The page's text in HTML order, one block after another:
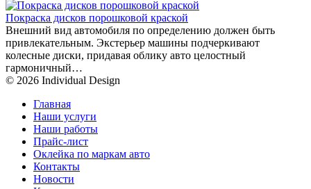
Покраска дисков порошковой краской
Внешний вид автомобиля по определению должен быть
привлекательным. Экстерьер машины подчеркивают
колесные диски, придавая облику авто целостный
гармоничный…
© 2026 Individual Design
Главная
Наши услуги
Наши работы
Прайс-лист
Оклейка по маркам авто
Контакты
Новости